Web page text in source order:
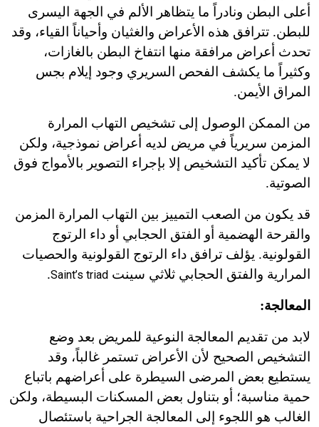
أعلى البطن ونادراً ما يتظاهر الألم في الجهة اليسرى
للبطن. تترافق هذه الأعراض والغثيان وأحياناً القياء، وقد
تحدث أعراض مرافقة منها انتفاخ البطن بالغازات،
وكثيراً ما يكشف الفحص السريري وجود إيلام بجس
المراق الأيمن.
من الممكن الوصول إلى تشخيص التهاب المرارة
المزمن سريرياً في مريض لديه أعراض نموذجية، ولكن
لا يمكن تأكيد التشخيص إلا بإجراء التصوير بالأمواج فوق
الصوتية.
قد يكون من الصعب التمييز بين التهاب المرارة المزمن
والقرحة الهضمية أو الفتق الحجابي أو داء الرتوج
القولونية. يؤلف ترافق داء الرتوج القولونية والحصيات
المرارية والفتق الحجابي ثلاثي سينت Saint’s triad
.
المعالجة:
لابد من تقديم المعالجة النوعية للمريض بعد وضع
التشخيص الصحيح لأن الأعراض تستمر غالباً، وقد
يستطيع بعض المرضى السيطرة على أعراضهم باتباع
حمية مناسبة؛ أو بتناول بعض المسكنات البسيطة، ولكن
الغالب هو اللجوء إلى المعالجة الجراحية باستئصال